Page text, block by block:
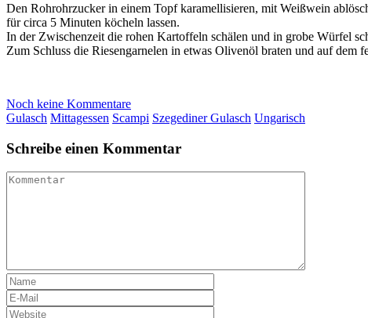
Den Rohrohrzucker in einem Topf karamellisieren, mit Weißwein
für circa 5 Minuten köcheln lassen.
In der Zwischenzeit die rohen Kartoffeln schälen und in grobe Würfel
Zum Schluss die Riesengarnelen in etwas Olivenöl braten und auf dem
Noch keine Kommentare
Gulasch Mittagessen Scampi Szegediner Gulasch Ungarisch
Schreibe einen Kommentar